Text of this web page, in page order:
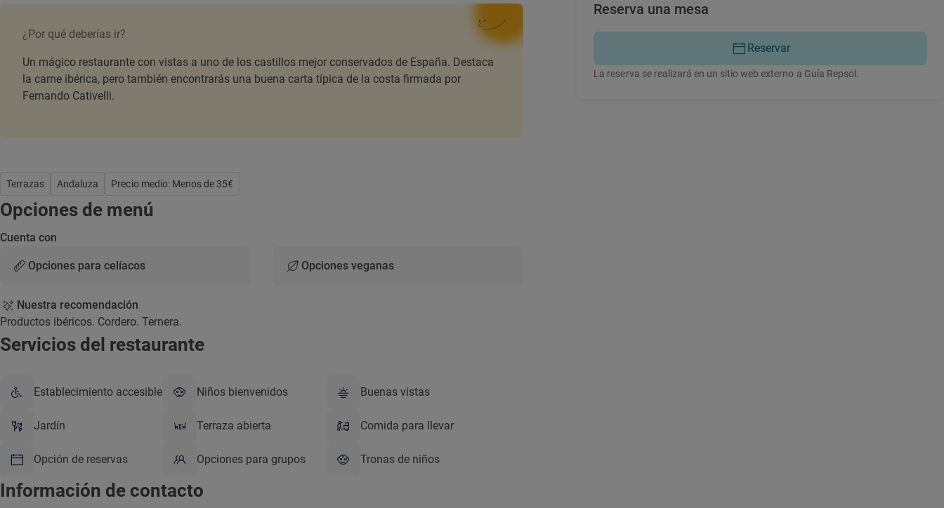
¿Por qué deberías ir?
Un mágico restaurante con vistas a uno de los castillos mejor conservados de España. Destaca
la carne ibérica, pero también encontrarás una buena carta típica de la costa firmada por
Fernando Cativelli.
Terrazas Andaluza Precio medio: Menos de 35€
Opciones de menú
Cuenta con
Opciones para celíacos Opciones veganas
Nuestra recomendación
Productos ibéricos. Cordero. Ternera.
Servicios del restaurante
Establecimiento accesible Niños bienvenidos Buenas vistas
Jardín Terraza abierta Comida para llevar
Opción de reservas Opciones para grupos Tronas de niños
Información de contacto
Reserva una mesa
Reservar
La reserva se realizará en un sitio web externo a Guía Repsol.